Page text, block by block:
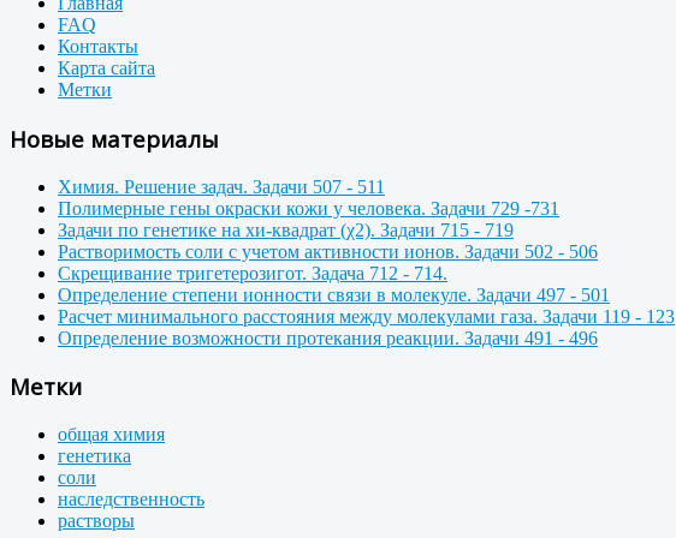
FAQ
Контакты
Карта сайта
Метки
Новые материалы
Химия. Решение задач. Задачи 507 - 511
Полимерные гены окраски кожи у человека. Задачи 729 -731
Задачи по генетике на хи-квадрат (χ2). Задачи 715 - 719
Растворимость соли с учетом активности ионов. Задачи 502 - 506
Скрещивание тригетерозигот. Задача 712 - 714.
Определение степени ионности связи в молекуле. Задачи 497 - 501
Расчет минимального расстояния между молекулами газа. Задачи 119 - 123
Определение возможности протекания реакции. Задачи 491 - 496
Метки
общая химия
генетика
соли
наследственность
растворы